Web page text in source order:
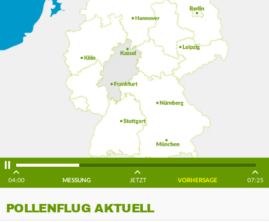
04:00 MESSUNG JETZT VORHERSAGE 07:25
POLLENFLUG AKTUELL